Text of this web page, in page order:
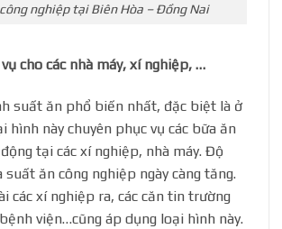
nghiệp tại Biên Hòa – Đồng Nai
cho các nhà máy, xí nghiệp, …
suất ăn phổ biến nhất, đặc biệt là ở
hình này chuyên phục vụ các bữa ăn
tại các xí nghiệp, nhà máy. Độ
ăn công nghiệp ngày càng tăng.
các xí nghiệp ra, các căn tin trường
viện…cũng áp dụng loại hình này.